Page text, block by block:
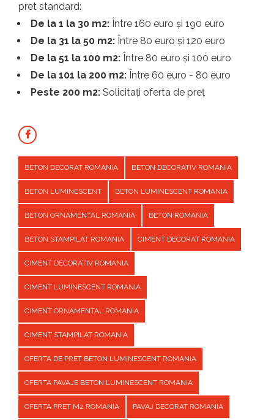
pret standard:
De la 1 la 30 m2: Între 160 euro și 190 euro
De la 31 la 50 m2: Între 80 euro și 120 euro
De la 51 la 100 m2: Între 80 euro și 100 euro
De la 101 la 200 m2: Între 60 euro - 80 euro
Peste 200 m2: Solicitați oferta de preț
BETON DECORAT ROMANIA BETON DECORATIV ROMANIA
BETON LUMINESCENT BETON LUMINESCENT ROMANIA
BETON ORNAMENTAL ROMANIA BETON ROMANIA
BETON STAMPILAT ROMANIA CIMENT DECORAT ROMANIA
CIMENT DECORATIV ROMANIA
CIMENT LUMINESCENT ROMANIA
CIMENT ORNAMENTAL ROMANIA
CIMENT STAMPILAT ROMANIA
OFERTA DE PRET BETON LUMINESCENT ROMANIA
OFERTA PAVAJE BETON LUMINESCENT ROMANIA
OFERTA PRET M2 ROMANIA PAVAJ DECORAT ROMANIA